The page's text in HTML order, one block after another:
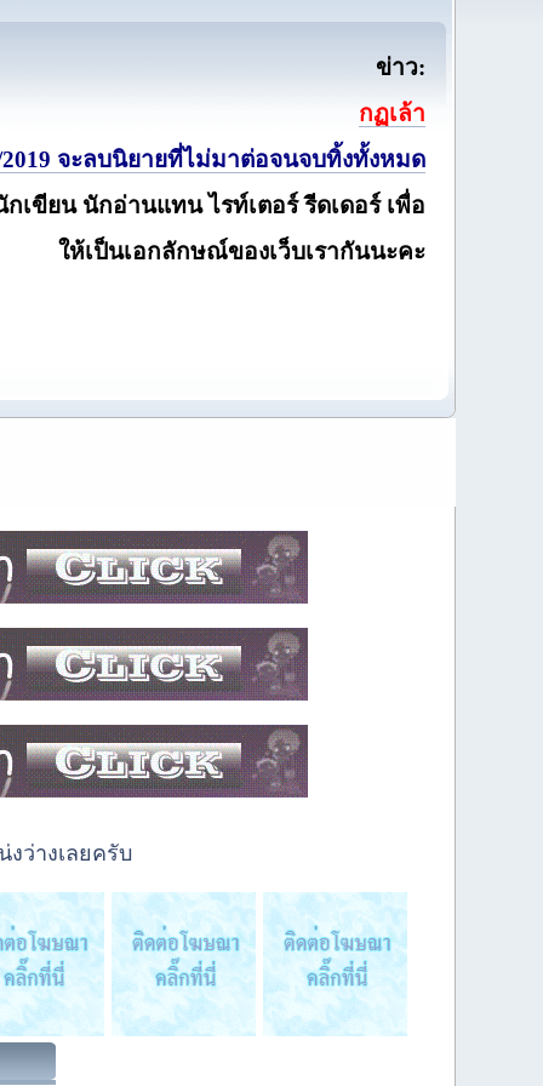
ข่าว:
กฏเล้า
2019 จะลบนิยายที่ไม่มาต่อจนจบทิ้งทั้งหมด
กเขียน นักอ่านแทน ไรท์เตอร์ รีดเดอร์ เพื่อ
ให้เป็นเอกลักษณ์ของเว็บเรากันนะคะ
งว่างเลยครับ